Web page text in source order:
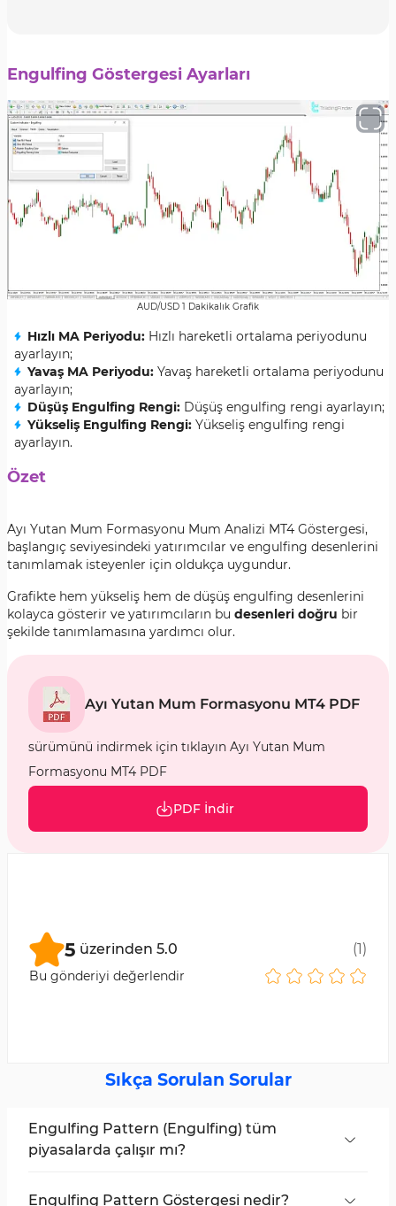
Engulfing Göstergesi Ayarları
AUD/USD 1 Dakikalık Grafik
Hızlı MA Periyodu: Hızlı hareketli ortalama periyodunu
ayarlayın;
Yavaş MA Periyodu: Yavaş hareketli ortalama periyodunu
ayarlayın;
Düşüş Engulfing Rengi: Düşüş engulfing rengi ayarlayın;
Yükseliş Engulfing Rengi: Yükseliş engulfing rengi
ayarlayın.
Özet
Ayı Yutan Mum Formasyonu Mum Analizi MT4 Göstergesi,
başlangıç seviyesindeki yatırımcılar ve engulfing desenlerini
tanımlamak isteyenler için oldukça uygundur.
Grafikte hem yükseliş hem de düşüş engulfing desenlerini
kolayca gösterir ve yatırımcıların bu desenleri doğru bir
şekilde tanımlamasına yardımcı olur.
Ayı Yutan Mum Formasyonu MT4 PDF
sürümünü indirmek için tıklayın Ayı Yutan Mum
Formasyonu MT4 PDF
PDF İndir
5 üzerinden 5.0 (1)
Bu gönderiyi değerlendir
Sıkça Sorulan Sorular
Engulfing Pattern (Engulfing) tüm
piyasalarda çalışır mı?
ve kripto paralar dahil olmak üzere tüm finansal
Engulfing Pattern Göstergesi nedir?